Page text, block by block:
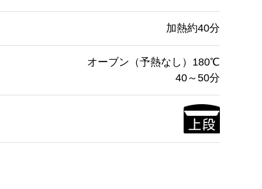
加熱約40分
オーブン（予熱なし）180℃
40～50分